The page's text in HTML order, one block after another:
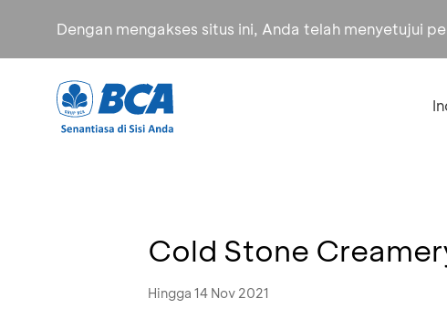
Dengan mengakses situs ini, Anda telah menyetujui
Cold Stone
Hingga 14 Nov 2021